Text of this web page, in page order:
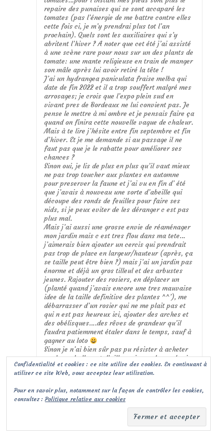
repaire des punaises qui se sont accaparé les
tomates (pas l’énergie de me battre contre elles
cette fois ci, je m’y prendrai plus tot l’an
prochain). Quels sont les auxiliaires qui s’y
abritent l’hiver ? A noter que cet été j’ai assisté
à une scène rare pour nous sur un des plants de
tomate: une mante religieuse en train de manger
son mâle après lui avoir retiré la tête !
J’ai un hydrangea paniculata fraise melba qui
date de fin 2022 et il a trop souffert malgré mes
arrosages; je crois que l’expo plein sud en
vivant pres de Bordeaux ne lui convient pas. Je
pense le mettre à mi ombre et je pensais faire ça
quand on finira cette nouvelle vague de chaleur.
Mais à te lire j’hésite entre fin septembre et fin
d’hiver. Et je me demande si au passage il ne
faut pas que je le rabatte pour améliorer ses
chances ?
Sinon oui, je lis de plus en plus qu’il vaut mieux
ne pas trop toucher aux plantes en automne
pour preserver la faune et j’ai vu en fin d’ été
que j’avais à nouveau une sorte d’abeille qui
découpe des ronds de feuilles pour faire ses
nids, si je peux eviter de les déranger c est pas
plus mal.
Mais j’ai aussi une grosse envie de réaménager
mon jardin mais c est tres flou dans ma tete…
j’aimerais bien ajouter un cercis qui prendrait
pas trop de place en largeur/hauteur (après, ça
se taille peut être bien ?) mais j’ai un jardin pas
énorme et déjà un gros tilleul et des arbustes
jeunes. Rajouter des rosiers, en déplacer un
(planté quand j’avais encore une tres mauvaise
idee de la taille definitive des plantes ^^’), me
débarrasser d’un rosier qui ne me plait pas et
qui n est pas heureux ici, ajouter des arches et
des obélisques….des rêves de grandeur qu’il
faudra patiemment étaler dans le temps, sauf à
gagner au loto
Sinon je n’ai bien sûr pas pu résister à acheter
quelques bulbes et d’ailleurs je me demande si
ceux de tulipe non botaniques de l’an dernier
reviendront cette année…j’ai lu que si je les
les bulbes, ça devrait pouvoir revenir
Confidentialité et cookies : ce site utilise des cookies. En continuant à
utiliser ce site Web, vous acceptez leur utilisation.
Pour en savoir plus, notamment sur la façon de contrôler les cookies,
consultez :Politique relative aux cookies